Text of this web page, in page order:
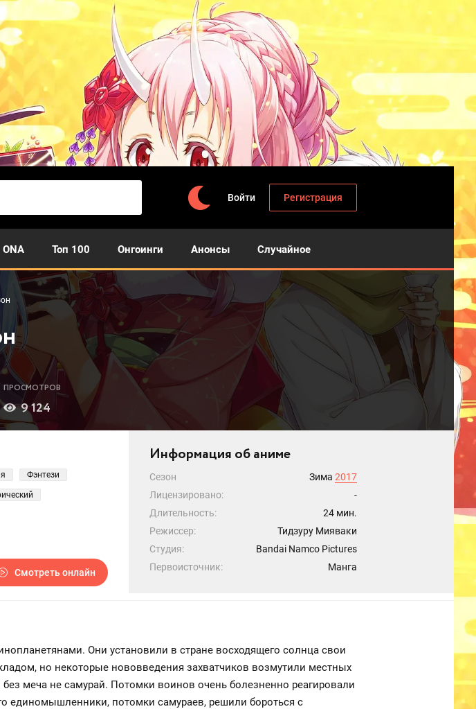
Войти Регистрация
ONA Топ 100 Онгоинги Анонсы Случайное
ПРОСМОТРОВ
9 124
Фэнтези
Смотреть онлайн
Информация об аниме
Сезон Зима 2017
Лицензировано:
-
Длительность:
24 мин.
Режиссер:
Тидзуру Мияваки
Студия:
Bandai Namco Pictures
Первоисточник:
Манга
Они установили в стране восходящего солнца свои
но некоторые нововведения захватчиков возмутили местных
меча не самурай. Потомки воинов очень болезненно реагировали
единомышленники, потомки самураев, решили бороться с